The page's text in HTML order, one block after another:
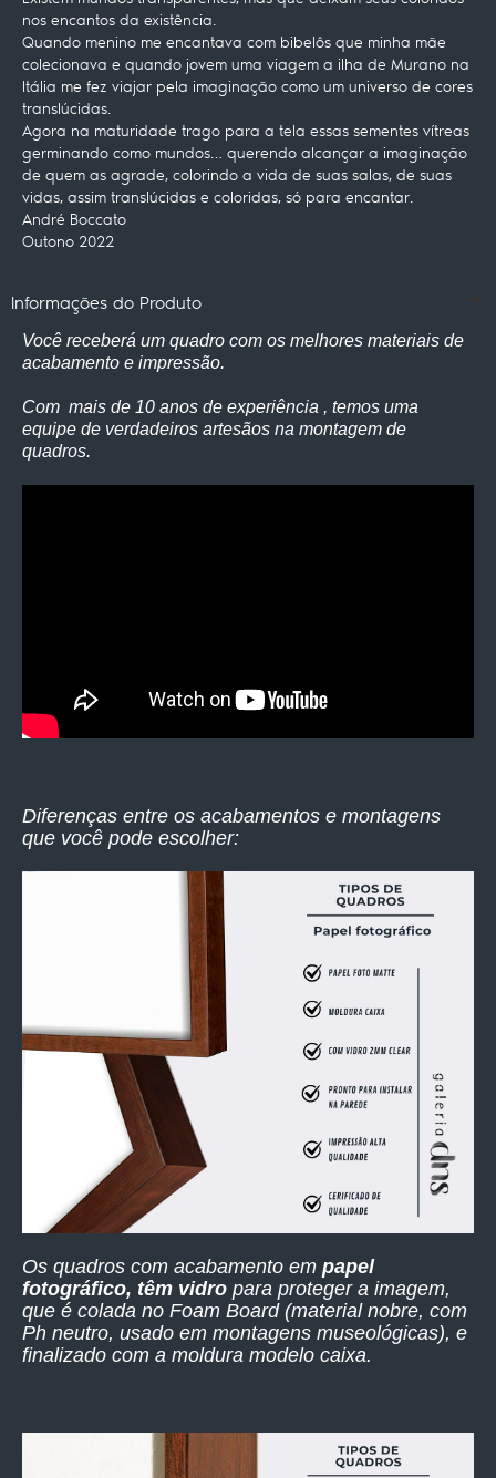
nos encantos da existência.
Quando menino me encantava com bibelôs que minha mãe
colecionava e quando jovem uma viagem a ilha de Murano na
Itália me fez viajar pela imaginação como um universo de cores
translúcidas.
Agora na maturidade trago para a tela essas sementes vítreas
germinando como mundos… querendo alcançar a imaginação
de quem as agrade, colorindo a vida de suas salas, de suas
vidas, assim translúcidas e coloridas, só para encantar.
André Boccato
Outono 2022
Informações do Produto
Você receberá um quadro com os melhores materiais de
acabamento e impressão.
Com mais de 10 anos de experiência , temos uma
equipe de verdadeiros artesãos na montagem de
quadros.
Diferenças entre os acabamentos e montagens
que você pode escolher:
Os quadros com acabamento em papel
fotográfico, têm vidro para proteger a imagem,
que é colada no Foam Board (material nobre, com
Ph neutro, usado em montagens museológicas), e
finalizado com a moldura modelo caixa.